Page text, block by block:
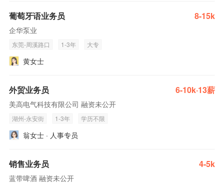
葡萄牙语业务员 8-15k
企华泵业
东莞-周溪路口 1-3年 大专
黄女士
外贸业务员 6-10k·13薪
美高电气科技有限公司 融资未公开
湖州-永安街 1-3年 学历不限
翁女士 · 人事专员
销售业务员 4-5k
蓝带啤酒 融资未公开